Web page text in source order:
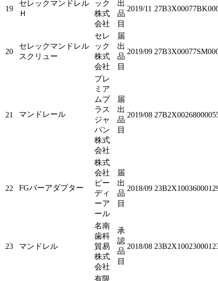
19
セレックマンドレル
Ｈ
ック
株式
会社
出
品
目
2019/11
20
セレックマンドレル
スクリュー
セレ
ック
株式
会社
届
出
品
目
2019/09
21 マンドレール
プレ
ミア
ムプ
ラス
ジャ
パン
株式
会社
届
出
品
目
2019/08
22 FGバーアダプター
株式
会社
ピー
ディ
ーア
ール
届
出
品
目
2018/09
23 マンドレル
名南
歯科
貿易
株式
会社
承
認
品
目
2018/08
有限